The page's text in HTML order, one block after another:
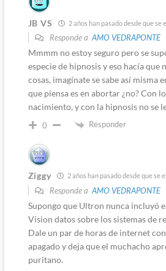
JB VS 2 años han pasado desde que se
Responde aAMO VEDRAPONTE
Mmmm no estoy seguro pero se
especie de hipnosis y eso hacía que
cosas, imagínate se sabe así misma
que piensa es en abortar ¿no? Con
nacimiento, y con la hipnosis no se
0 Responder
Ziggy 2 años han pasado desde que se
Responde a AMO VEDRAPONTE
Supongo que Ultron nunca incluyó
Vision datos sobre los sistemas de
Dale un par de horas de internet
apagado y deja que el muchacho
puritano.